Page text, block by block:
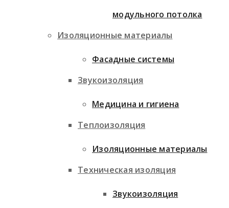
Изоляционные материалы
Звукоизоляция
Теплоизоляция
Техническая изоляция
модульного потолка
Фасадные системы
Медицина и гигиена
Изоляционные материалы
Звукоизоляция